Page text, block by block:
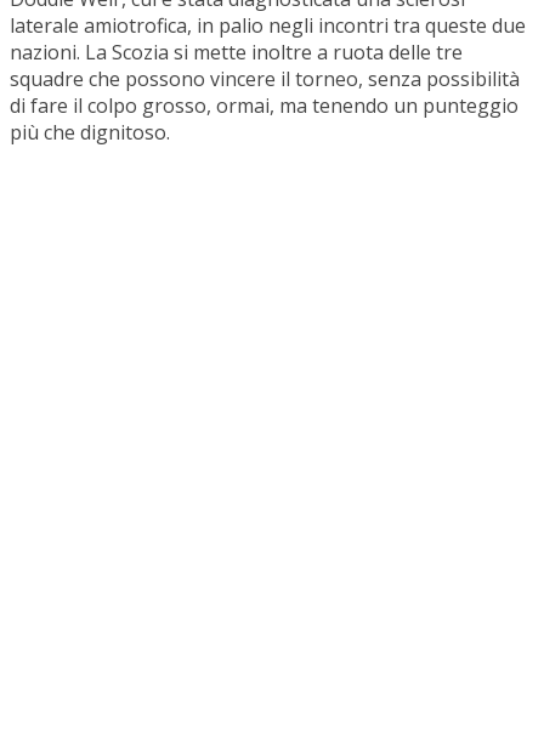
laterale amiotrofica, in palio negli incontri tra queste due
nazioni. La Scozia si mette inoltre a ruota delle tre
squadre che possono vincere il torneo, senza possibilità
di fare il colpo grosso, ormai, ma tenendo un punteggio
più che dignitoso.